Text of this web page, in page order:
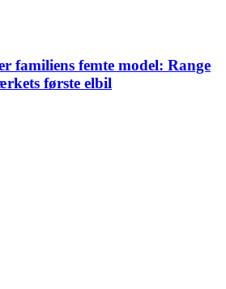
familiens femte model: Range
første elbil